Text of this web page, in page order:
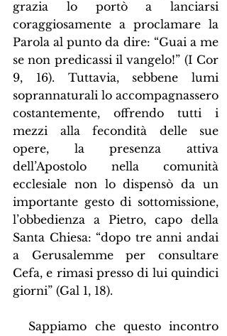
grazia lo portò a lanciarsi
coraggiosamente a proclamare la
Parola al punto da dire: “Guai a me
se non predicassi il vangelo!” (I Cor
9, 16). Tuttavia, sebbene lumi
soprannaturali lo accompagnassero
costantemente, offrendo tutti i
mezzi alla fecondità delle sue
opere, la presenza attiva
dell’Apostolo nella comunità
ecclesiale non lo dispensò da un
importante gesto di sottomissione,
l’obbedienza a Pietro, capo della
Santa Chiesa: “dopo tre anni andai
a Gerusalemme per consultare
Cefa, e rimasi presso di lui quindici
giorni” (Gal 1, 18).
Sappiamo che questo incontro